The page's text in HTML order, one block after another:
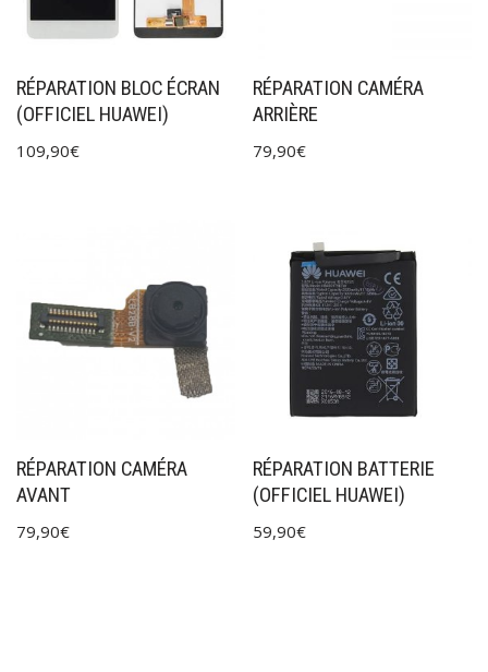
RÉPARATION BLOC ÉCRAN
(OFFICIEL HUAWEI)
109,90€
RÉPARATION CAMÉRA
ARRIÈRE
79,90€
RÉPARATION CAMÉRA
AVANT
79,90€
RÉPARATION BATTERIE
(OFFICIEL HUAWEI)
59,90€